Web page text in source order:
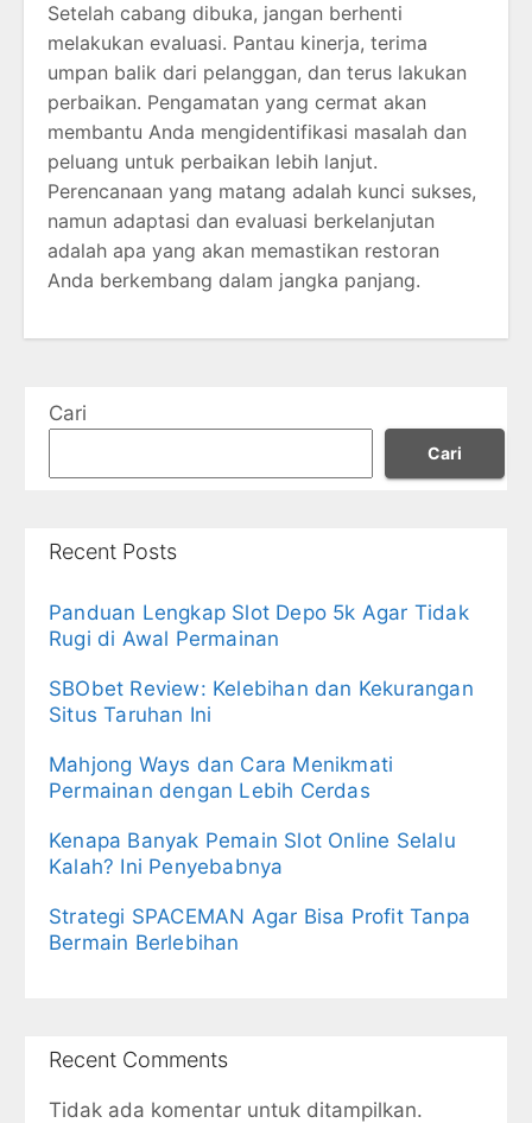
Setelah cabang dibuka, jangan berhenti
melakukan evaluasi. Pantau kinerja, terima
umpan balik dari pelanggan, dan terus lakukan
perbaikan. Pengamatan yang cermat akan
membantu Anda mengidentifikasi masalah dan
peluang untuk perbaikan lebih lanjut.
Perencanaan yang matang adalah kunci sukses,
namun adaptasi dan evaluasi berkelanjutan
adalah apa yang akan memastikan restoran
Anda berkembang dalam jangka panjang.
Cari
Cari
Recent Posts
Panduan Lengkap Slot Depo 5k Agar Tidak
Rugi di Awal Permainan
SBObet Review: Kelebihan dan Kekurangan
Situs Taruhan Ini
Mahjong Ways dan Cara Menikmati
Permainan dengan Lebih Cerdas
Kenapa Banyak Pemain Slot Online Selalu
Kalah? Ini Penyebabnya
Strategi SPACEMAN Agar Bisa Profit Tanpa
Bermain Berlebihan
Recent Comments
Tidak ada komentar untuk ditampilkan.